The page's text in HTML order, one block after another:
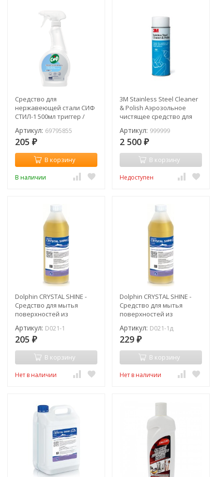
Средство для
нержавеющей стали СИФ
СТИЛ-1 500мл триггер /
Артикул: 69795855
205 ₽
В корзину
В наличии
3M Stainless Steel Cleaner
& Polish Аэрозольное
чистящее средство для
Артикул: 999999
2 500 ₽
В корзину
Недоступен
Dolphin CRYSTAL SHINE -
Средство для мытья
поверхностей из
Артикул: D021-1
205 ₽
В корзину
Нет в наличии
Dolphin CRYSTAL SHINE -
Средство для мытья
поверхностей из
дозатор
Артикул: D021-1д
229 ₽
В корзину
Нет в наличии